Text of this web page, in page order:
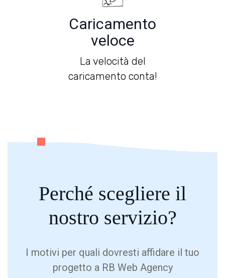
Caricamento
veloce
La velocità del
caricamento conta!
Perché scegliere il
nostro servizio?
I motivi per quali dovresti affidare il tuo
progetto a RB Web Agency